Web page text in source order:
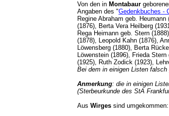
Von den in Montabaur
Angaben des "Gedenkbuches -
Regine Abraham geb.
(1876), Berta Vera Heilberg
Rega Heimann geb. Stern
(1878), Leopold Kahn (1876),
Löwensberg (1880), Berta
Löwenstein (1896), Frieda
(1925), Ruth Zodick (1923),
Bei dem in einigen Listen
Anmerkung: die in einigen
(Sterbeurkunde des StA
Aus Wirges sind